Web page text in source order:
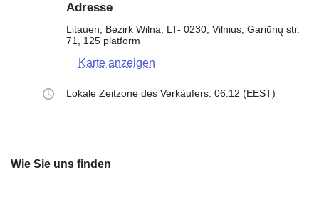
Adresse
Litauen, Bezirk Wilna, LT- 0230, Vilnius, Gariūnų str.
71, 125 platform
Karte anzeigen
Lokale Zeitzone des Verkäufers: 06:12 (EEST)
Wie Sie uns finden